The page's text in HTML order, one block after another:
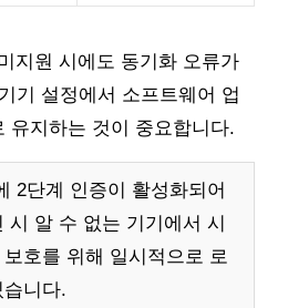
지원 시에도 동기화 오류가
기 설정에서 소프트웨어 업
유지하는 것이 중요합니다.
2단계 인증이 활성화되어
시 알 수 없는 기기에서 시
호를 위해 일시적으로 로
니다.